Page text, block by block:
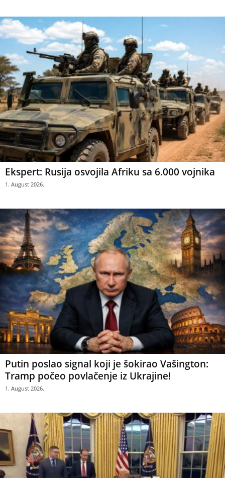
Ekspert: Rusija osvojila Afriku sa 6.000 vojnika
1. August 2026.
Putin poslao signal koji je šokirao Vašington:
Tramp počeo povlačenje iz Ukrajine!
1. August 2026.